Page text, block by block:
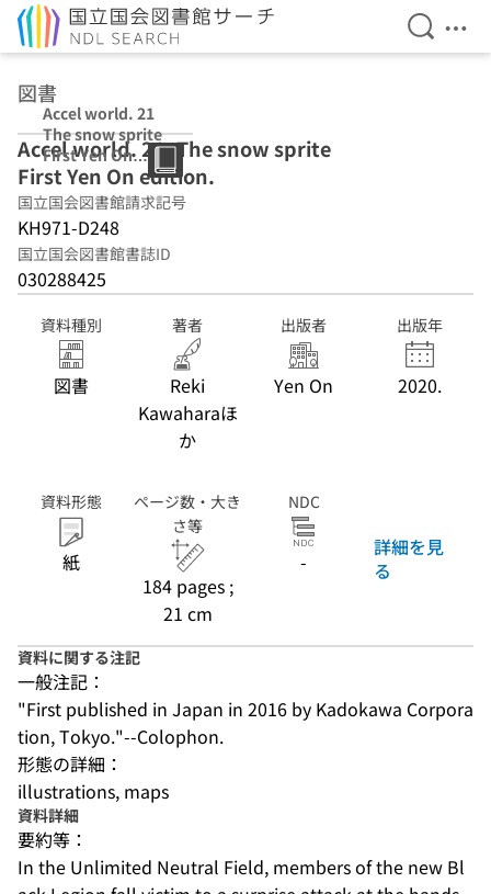
検索を
メ
図書
Accel world. 21
The snow sprite
First Yen On
edition.
Accel world. 21, The snow sprite
First Yen On edition.
国立国会図書館請求記号
KH971-D248
国立国会図書館書誌ID
030288425
資料種別
図書
著者
Reki
Kawaharaほ
か
出版者
Yen On
出版年
2020.
資料形態
紙
ページ数・大き
さ等
184 pages ;
21 cm
NDC
-
詳細を見
る
資料に関する注記
一般注記：
"First published in Japan in 2016 by Kadokawa Corpora
tion, Tokyo."--Colophon.
形態の詳細：
illustrations, maps
資料詳細
要約等：
In the Unlimited Neutral Field, members of the new Bl